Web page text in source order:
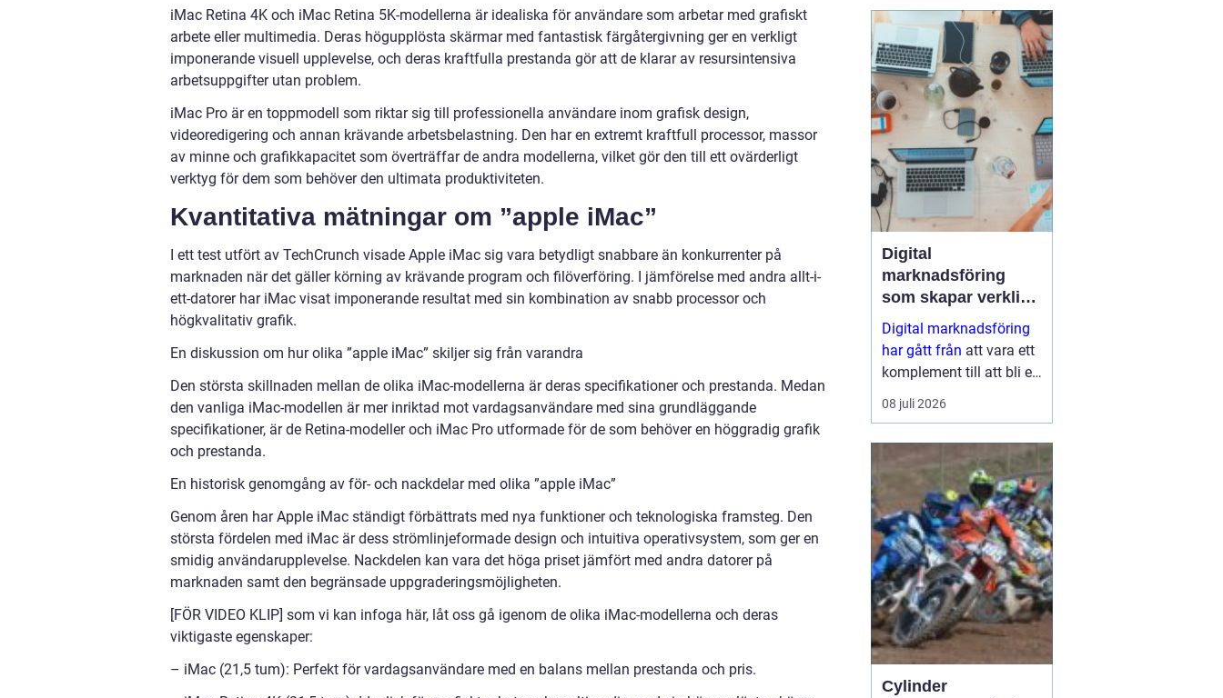
iMac Retina 4K och iMac Retina 5K-modellerna är idealiska för användare som arbetar med grafiskt
arbete eller multimedia. Deras högupplösta skärmar med fantastisk färgåtergivning ger en verkligt
imponerande visuell upplevelse, och deras kraftfulla prestanda gör att de klarar av resursintensiva
arbetsuppgifter utan problem.
iMac Pro är en toppmodell som riktar sig till professionella användare inom grafisk design,
videoredigering och annan krävande arbetsbelastning. Den har en extremt kraftfull processor, massor
av minne och grafikkapacitet som överträffar de andra modellerna, vilket gör den till ett ovärderligt
verktyg för dem som behöver den ultimata produktiviteten.
Kvantitativa mätningar om ”apple iMac”
I ett test utfört av TechCrunch visade Apple iMac sig vara betydligt snabbare än konkurrenter på
marknaden när det gäller körning av krävande program och filöverföring. I jämförelse med andra allt-i-
ett-datorer har iMac visat imponerande resultat med sin kombination av snabb processor och
högkvalitativ grafik.
En diskussion om hur olika ”apple iMac” skiljer sig från varandra
Den största skillnaden mellan de olika iMac-modellerna är deras specifikationer och prestanda. Medan
den vanliga iMac-modellen är mer inriktad mot vardagsanvändare med sina grundläggande
specifikationer, är de Retina-modeller och iMac Pro utformade för de som behöver en höggradig grafik
och prestanda.
En historisk genomgång av för- och nackdelar med olika ”apple iMac”
Genom åren har Apple iMac ständigt förbättrats med nya funktioner och teknologiska framsteg. Den
största fördelen med iMac är dess strömlinjeformade design och intuitiva operativsystem, som ger en
smidig användarupplevelse. Nackdelen kan vara det höga priset jämfört med andra datorer på
marknaden samt den begränsade uppgraderingsmöjligheten.
[FÖR VIDEO KLIP] som vi kan infoga här, låt oss gå igenom de olika iMac-modellerna och deras
viktigaste egenskaper:
– iMac (21,5 tum): Perfekt för vardagsanvändare med en balans mellan prestanda och pris.
och ofta symmetriskt
telefonnummer kan
både företag och
privatpersoner göra
kommuni...
Digital
marknadsföring
som skapar verkliga
resultat
Digital marknadsföring
har gått från att vara ett
komplement till att bli en
central del i hur företag
växer, bygger förtroende
08 juli 2026
Cylinder